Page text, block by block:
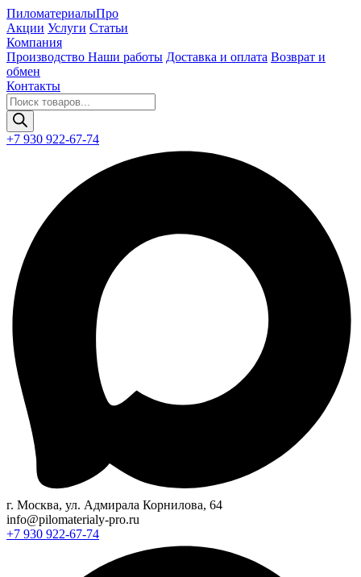
ПиломатериалыПро
Акции Услуги Статьи
Компания
Производство Наши работы Доставка и оплата Возврат и
обмен
Контакты
Поиск
товаров
+7 930 922-67-74
г. Москва, ул. Адмирала Корнилова, 64
info@pilomaterialy-pro.ru
+7 930 922-67-74